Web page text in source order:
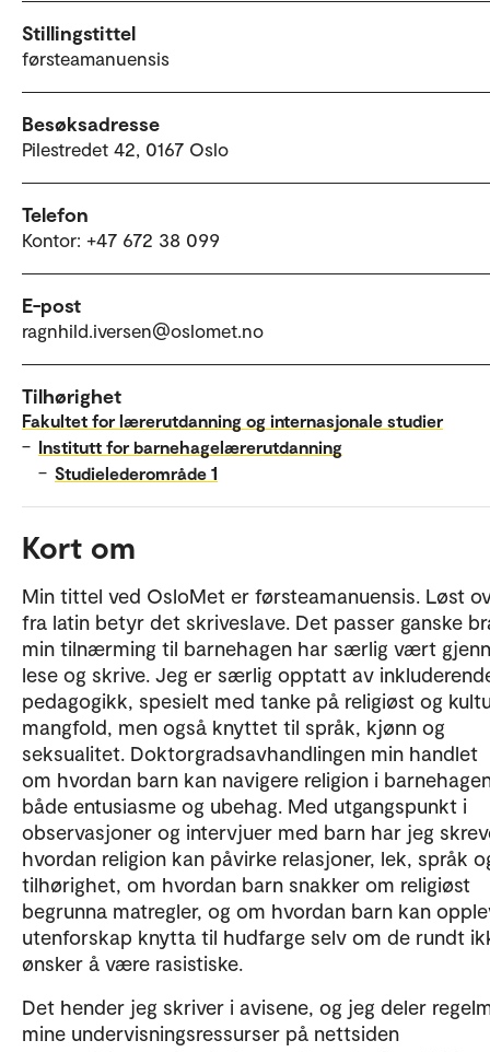
Stillingstittel
førsteamanuensis
Besøksadresse
Pilestredet 42, 0167 Oslo
Telefon
Kontor: +47 672 38 099
E-post
ragnhild.iversen@oslomet.no
Tilhørighet
Fakultet for lærerutdanning og internasjonale studier
– Institutt for barnehagelærerutdanning
– Studielederområde 1
Kort om
Min tittel ved OsloMet er førsteamanuensis. Løst
fra latin betyr det skriveslave. Det passer ganske
min tilnærming til barnehagen har særlig vært
lese og skrive. Jeg er særlig opptatt av
pedagogikk, spesielt med tanke på religiøst og
mangfold, men også knyttet til språk, kjønn og
seksualitet. Doktorgradsavhandlingen min handlet
om hvordan barn kan navigere religion i
både entusiasme og ubehag. Med utgangspunkt i
observasjoner og intervjuer med barn har jeg
hvordan religion kan påvirke relasjoner, lek, språk
tilhørighet, om hvordan barn snakker om religiøst
begrunna matregler, og om hvordan barn kan
utenforskap knytta til hudfarge selv om de rundt
ønsker å være rasistiske.
Det hender jeg skriver i avisene, og jeg deler
mine undervisningsressurser på nettsiden